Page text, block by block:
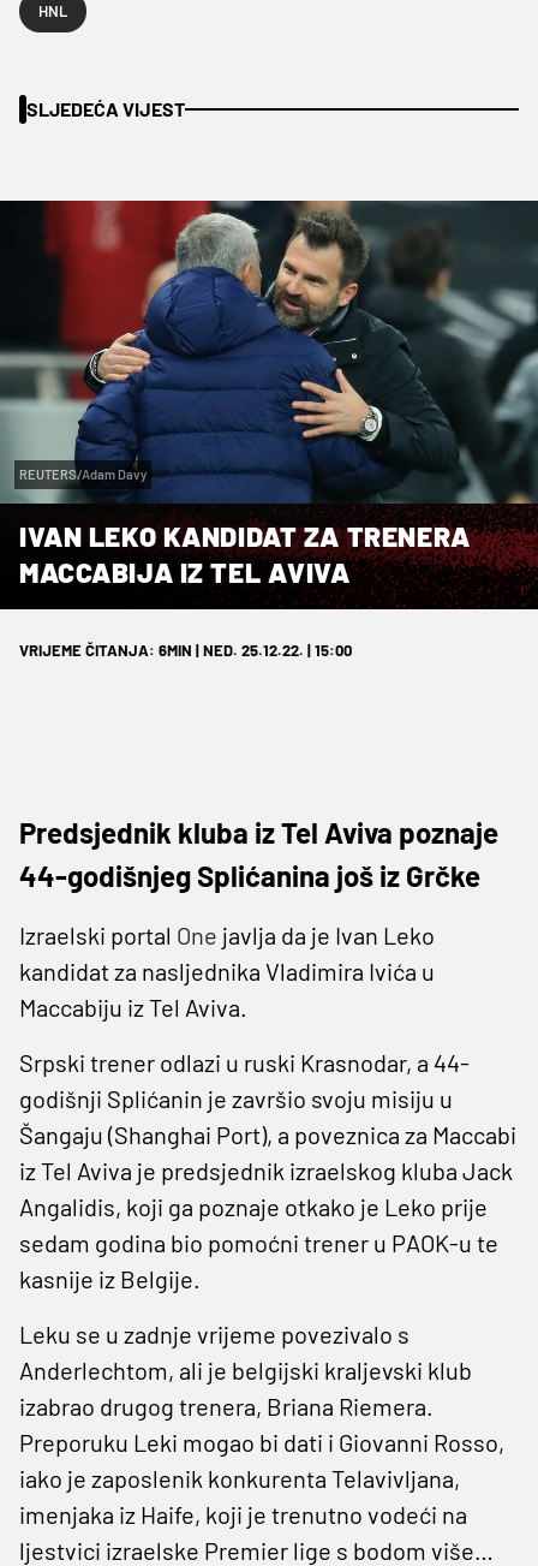
HNL
SLJEDEĆA VIJEST
REUTERS/Adam Davy
IVAN LEKO KANDIDAT ZA TRENERA
MACCABIJA IZ TEL AVIVA
VRIJEME ČITANJA: 6MIN | NED. 25.12.22. | 15:00
Predsjednik kluba iz Tel Aviva poznaje
44-godišnjeg Splićanina još iz Grčke
Izraelski portal One javlja da je Ivan Leko
kandidat za nasljednika Vladimira Ivića u
Maccabiju iz Tel Aviva.
Srpski trener odlazi u ruski Krasnodar, a 44-
godišnji Splićanin je završio svoju misiju u
Šangaju (Shanghai Port), a poveznica za Maccabi
iz Tel Aviva je predsjednik izraelskog kluba Jack
Angalidis, koji ga poznaje otkako je Leko prije
sedam godina bio pomoćni trener u PAOK-u te
kasnije iz Belgije.
Leku se u zadnje vrijeme povezivalo s
Anderlechtom, ali je belgijski kraljevski klub
izabrao drugog trenera, Briana Riemera.
Preporuku Leki mogao bi dati i Giovanni Rosso,
iako je zaposlenik konkurenta Telavivljana,
imenjaka iz Haife, koji je trenutno vodeći na
ljestvici izraelske Premier lige s bodom više…